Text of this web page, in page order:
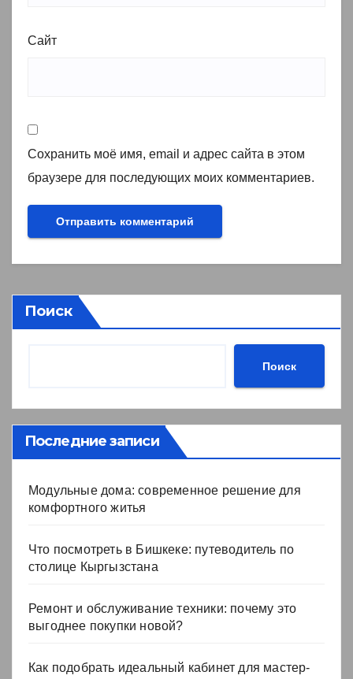
Сайт
Сохранить моё имя, email и адрес сайта в этом
браузере для последующих моих комментариев.
Поиск
Поиск
Последние записи
Модульные дома: современное решение для
комфортного житья
Что посмотреть в Бишкеке: путеводитель по
столице Кыргызстана
Ремонт и обслуживание техники: почему это
выгоднее покупки новой?
Как подобрать идеальный кабинет для мастер-